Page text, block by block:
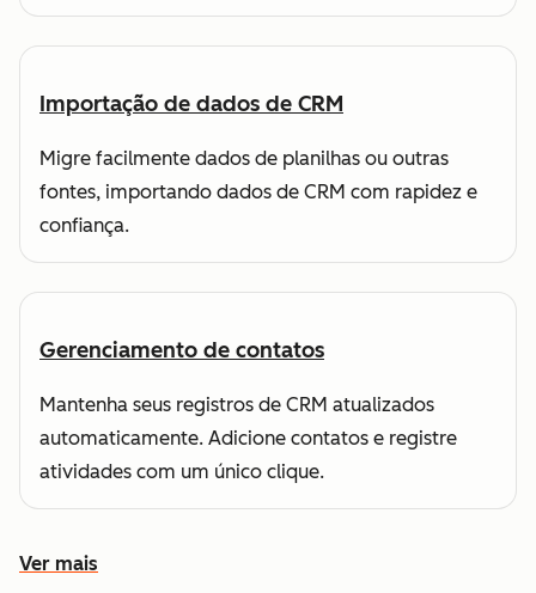
Importação de dados de CRM
Migre facilmente dados de planilhas ou outras
fontes, importando dados de CRM com rapidez e
confiança.
Gerenciamento de contatos
Mantenha seus registros de CRM atualizados
automaticamente. Adicione contatos e registre
atividades com um único clique.
Ver mais
Conheça outros recursos